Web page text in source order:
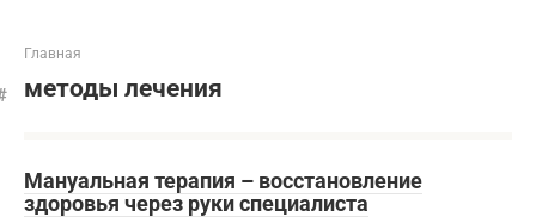
Главная
методы лечения
Мануальная терапия – восстановление
здоровья через руки специалиста